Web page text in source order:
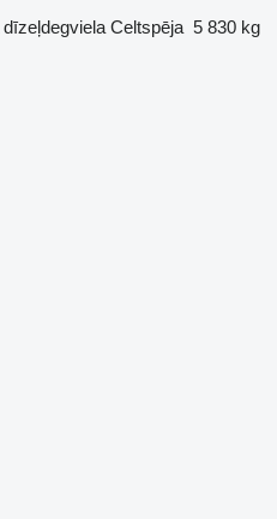
dīzeļdegviela Celtspēja 5 830 kg